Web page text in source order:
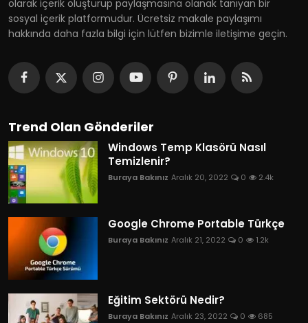
olarak içerik oluşturup paylaşmasına olanak tanıyan bir
sosyal içerik platformudur. Ücretsiz makale paylaşımı
hakkında daha fazla bilgi için lütfen bizimle iletişime geçin.
Trend Olan Gönderiler
Windows Temp Klasörü Nasıl
Temizlenir?
Buraya Bakınız Aralık 20, 2022 0 2.4k
Google Chrome Portable Türkçe
Buraya Bakınız Aralık 21, 2022 0 1.2k
Eğitim Sektörü Nedir?
Buraya Bakınız Aralık 23, 2022 0 685